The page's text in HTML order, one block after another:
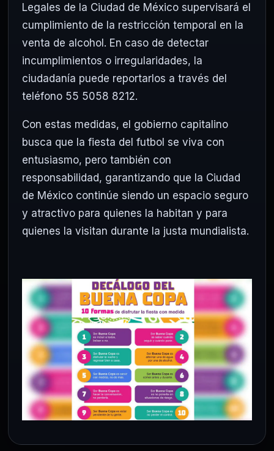
Legales de la Ciudad de México supervisará el
cumplimiento de la restricción temporal en la
venta de alcohol. En caso de detectar
incumplimientos o irregularidades, la
ciudadanía puede reportarlos a través del
teléfono 55 5058 8212.
Con estas medidas, el gobierno capitalino
busca que la fiesta del futbol se viva con
entusiasmo, pero también con
responsabilidad, garantizando que la Ciudad
de México continúe siendo un espacio seguro
y atractivo para quienes la habitan y para
quienes la visitan durante la justa mundialista.